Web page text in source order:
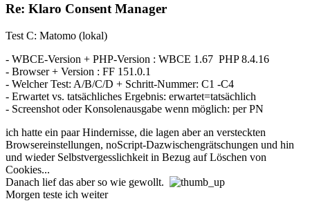
Re: Klaro Consent Manager
Test C: Matomo (lokal)
- WBCE-Version + PHP-Version : WBCE 1.67 PHP 8.4.16
- Browser + Version : FF 151.0.1
- Welcher Test: A/B/C/D + Schritt-Nummer: C1 -C4
- Erwartet vs. tatsächliches Ergebnis: erwartet=tatsächlich
- Screenshot oder Konsolenausgabe wenn möglich: per PN
ich hatte ein paar Hindernisse, die lagen aber an versteckten
Browsereinstellungen, noScript-Dazwischengrätschungen und hin
und wieder Selbstvergesslichkeit in Bezug auf Löschen von
Cookies...
Danach lief das aber so wie gewollt.
Morgen teste ich weiter